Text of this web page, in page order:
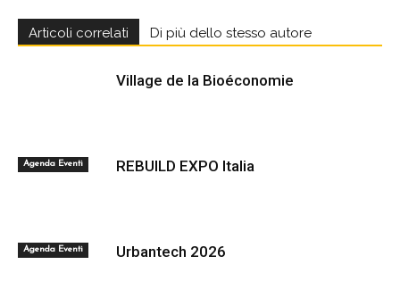
Articoli correlati Di più dello stesso autore
Agenda Eventi
Village de la Bioéconomie
Agenda Eventi
REBUILD EXPO Italia
Urbantech 2026